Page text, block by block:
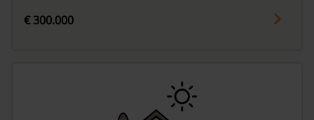
€ 300.000